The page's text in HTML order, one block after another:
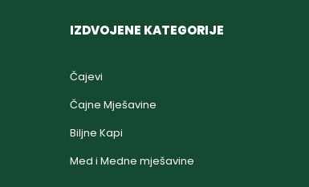
IZDVOJENE KATEGORIJE
Čajevi
Čajne Mješavine
Biljne Kapi
Med i Medne mješavine